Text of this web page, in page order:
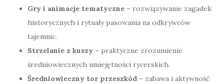
Gry i animacje tematyczne – rozwiązywanie zagadek
historycznych i rytuały pasowania na odkrywców
tajemnic.
Strzelanie z kuszy – praktyczne zrozumienie
średniowiecznych umiejętności rycerskich.
Średniowieczny tor przeszkód – zabawa i aktywność